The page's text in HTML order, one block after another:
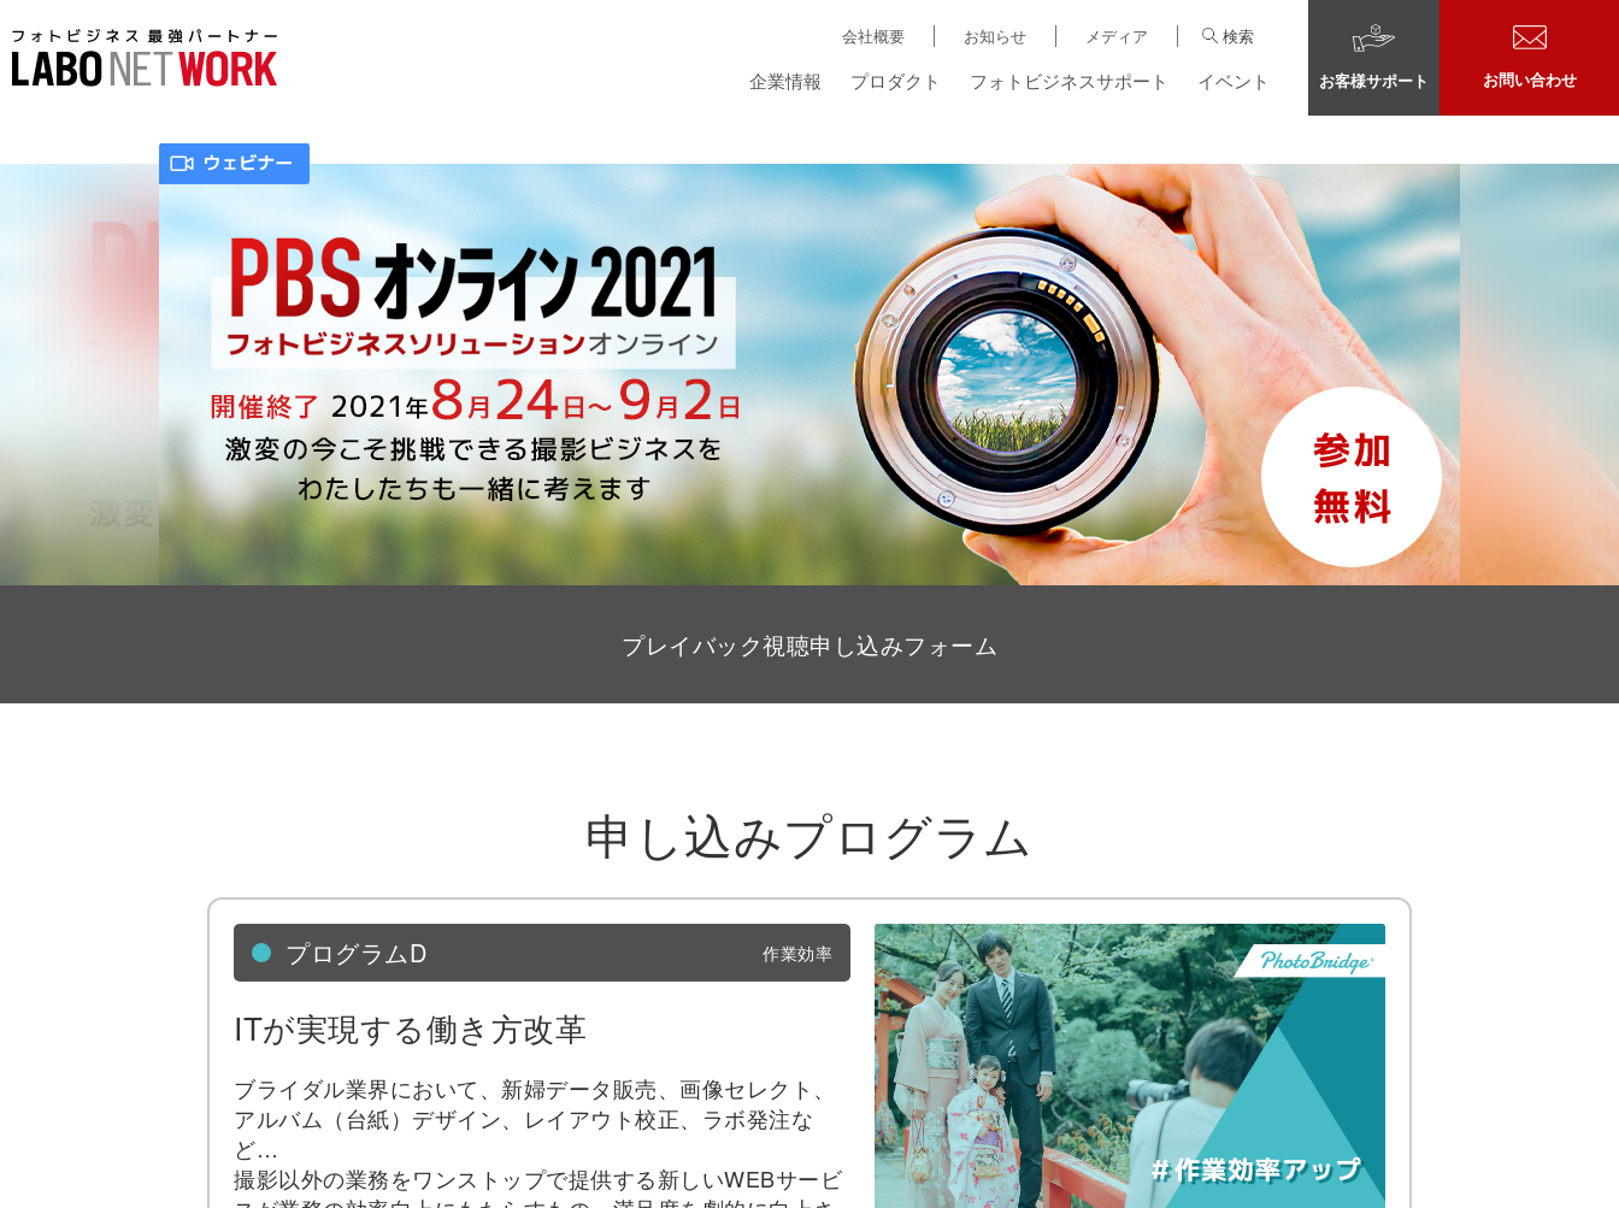
会社概要 お知らせ メディア 検索
企業情報 プロダクト フォトビジネスサポート イベント お客様サポート お問い合わせ
プレイバック視聴申し込みフォーム
申し込みプログラム
プログラムD 作業効率
ITが実現する働き方改革
ブライダル業界において、新婦データ販売、画像セレクト、
アルバム（台紙）デザイン、レイアウト校正、ラボ発注な
ど…
撮影以外の業務をワンストップで提供する新しいWEBサービ